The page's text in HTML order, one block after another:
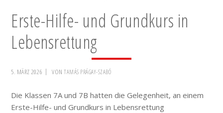
Erste-Hilfe- und Grundkurs in
Lebensrettung
5. MÄRZ 2026 VONTAMÁS PRÁGAY-SZABÓ
Die Klassen 7A und 7B hatten die Gelegenheit, an einem
Erste-Hilfe- und Grundkurs in Lebensrettung